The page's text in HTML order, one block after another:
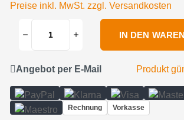
Preise inkl. MwSt. zzgl. Versandkosten
IN DEN
Angebot per E-Mail Produkt
Rechnung Vorkasse